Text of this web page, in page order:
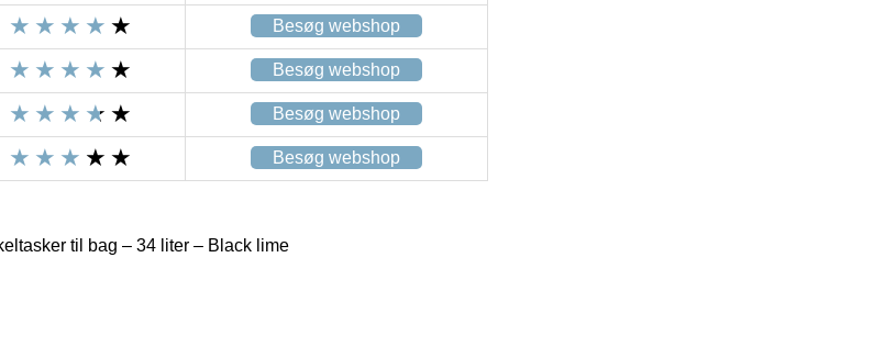
Besøg webshop
Besøg webshop
Besøg webshop
Besøg webshop
til bag – 34 liter – Black lime